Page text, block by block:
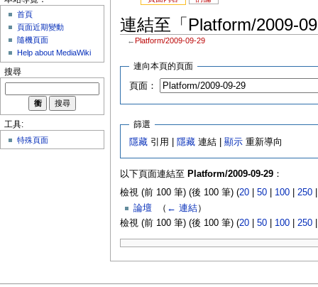
連結至「Platform/2009-
← Platform/2009-09-29
連向本頁的頁面
頁面：
篩選
隱藏 引用 | 隱藏 連結 |顯示 重新導向
以下頁面連結至 Platform/2009-09-29：
檢視 (前 100 筆) (後 100 筆) (20| 50| 100| 250
論壇
（ ← 連結）
檢視 (前 100 筆) (後 100 筆) (20| 50| 100| 250
首頁
頁面近期變動
隨機頁面
Help about MediaWiki
搜尋
工具:
特殊頁面